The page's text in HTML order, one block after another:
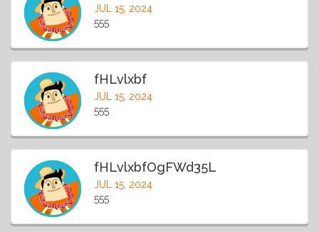
JUL 15, 2024
555
fHLvlxbf
JUL 15, 2024
555
fHLvlxbfOgFWd35L
JUL 15, 2024
555